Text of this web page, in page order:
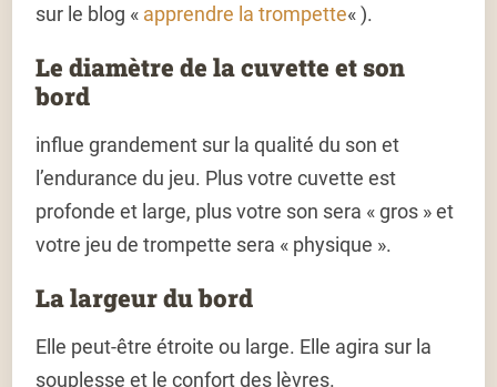
sur le blog « apprendre la trompette« ).
Le diamètre de la cuvette et son
bord
influe grandement sur la qualité du son et
l’endurance du jeu. Plus votre cuvette est
profonde et large, plus votre son sera « gros » et
votre jeu de trompette sera « physique ».
La largeur du bord
Elle peut-être étroite ou large. Elle agira sur la
souplesse et le confort des lèvres.